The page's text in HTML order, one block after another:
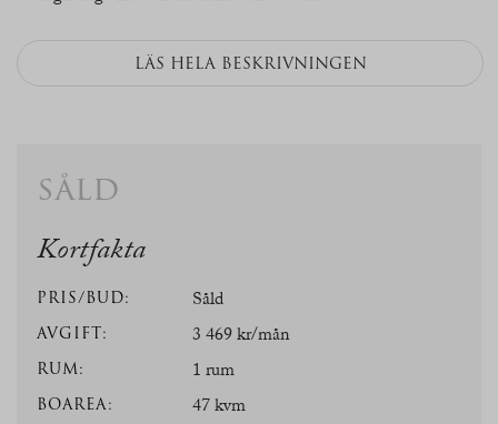
LÄS HELA BESKRIVNINGEN
såld
Kortfakta
PRIS/BUD: Såld
AVGIFT: 3 469 kr/mån
RUM: 1 rum
BOAREA: 47 kvm